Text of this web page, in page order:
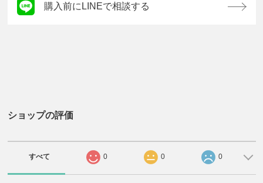
購入前にLINEで相談する
ショップの評価
すべて 0 0 0